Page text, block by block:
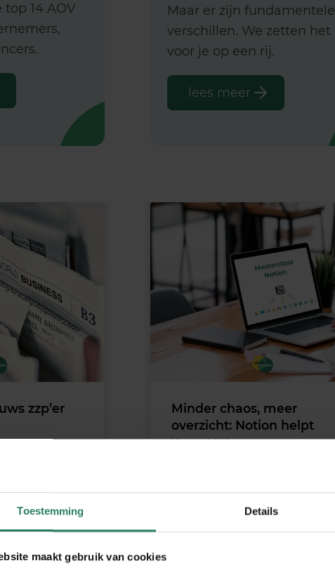
Toestemming Details
maakt gebruik van cookies
14 AOV
Maar er zijn fundamentele
verschillen. We zetten het
voor je op een rij.
lees meer
zzp’er
op
Minder chaos, meer
overzicht: Notion helpt
15 mei 2025